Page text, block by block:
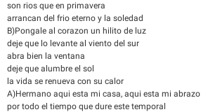
son rios que en primavera
arrancan del frio eterno y la soledad
B)Pongale al corazon un hilito de luz
deje que lo levante al viento del sur
abra bien la ventana
deje que alumbre el sol
la vida se renueva con su calor
A)Hermano aqui esta mi casa, aqui esta mi abrazo
por todo el tiempo que dure este temporal